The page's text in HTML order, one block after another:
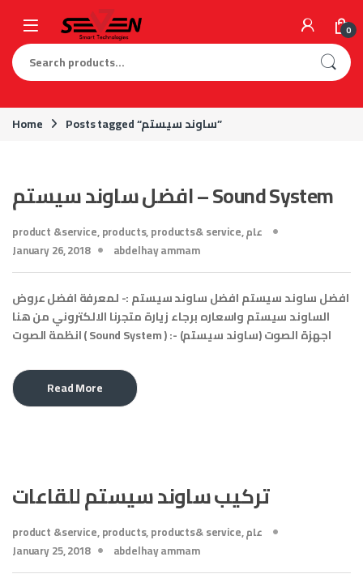
0
Search for:
Home Posts tagged “ساوند سيستم”
افضل ساوند سيستم – Sound System
product &service,products,products& service,عام
January 26, 2018
abdelhay ammam
افضل ساوند سيستم افضل ساوند سيستم :- لمعرفة افضل عروض
الساوند سيستم واسعاره برجاء زيارة متجرنا الالكتروني من هنا
انظمة الصوت ( Sound System ) :- اجهزة الصوت (ساوند سيستم)
Read More
تركيب ساوند سيستم للقاعات
product &service,products,products& service,عام
January 25, 2018
abdelhay ammam